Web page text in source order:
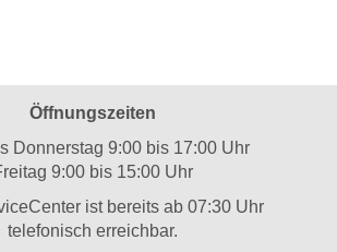
Öffnungszeiten
Donnerstag 9:00 bis 17:00 Uhr
9:00 bis 15:00 Uhr
ist bereits ab 07:30 Uhr
telefonisch erreichbar.